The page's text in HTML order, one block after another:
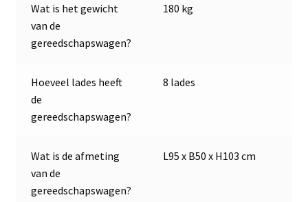
Wat is het gewicht
van de
gereedschapswagen?
180 kg
Hoeveel lades heeft
de
gereedschapswagen?
8 lades
Wat is de afmeting
van de
gereedschapswagen?
L95 x B50 x H103 cm